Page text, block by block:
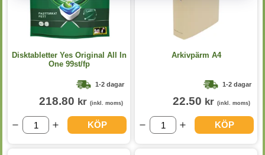
Disktabletter Yes Original All In
One 99st/fp
1-2 dagar
218.80 kr (inkl. moms)
KÖP
Arkivpärm A4
1-2 dagar
22.50 kr (inkl. moms)
KÖP